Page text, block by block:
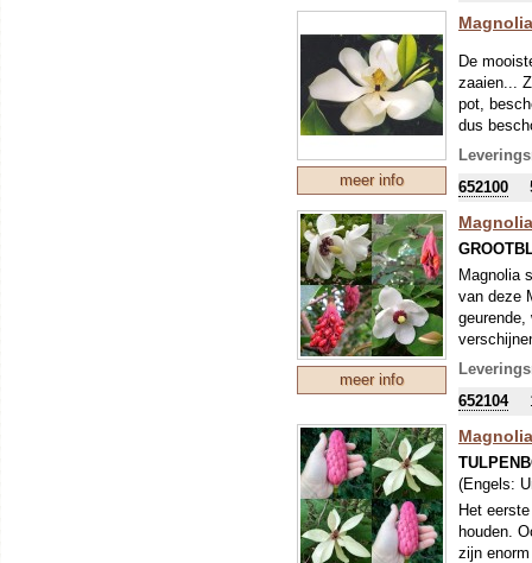
meer info
De
zaaien...
pot,
dus
652100
meer info
Magnolia
van deze
geurende,
Ze
bij
gebruikt.
bleek
bestaat
de
geëerd.
652104
(Engels:
Het
houden.
zijn